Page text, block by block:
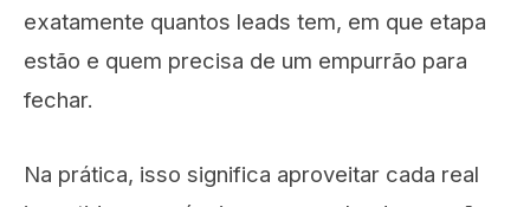
exatamente quantos leads tem, em que etapa
estão e quem precisa de um empurrão para
fechar.
Na prática, isso significa aproveitar cada real